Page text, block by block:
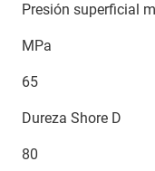
Presión superficial
MPa
65
Dureza Shore D
80